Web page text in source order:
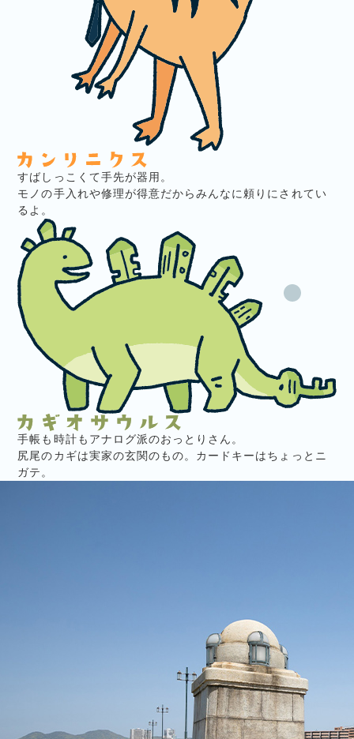
すばしっこくて手先が器用。
モノの手入れや修理が得意だからみんなに頼りにされてい
るよ。
手帳も時計もアナログ派のおっとりさん。
尻尾のカギは実家の玄関のもの。カードキーはちょっとニ
ガテ。